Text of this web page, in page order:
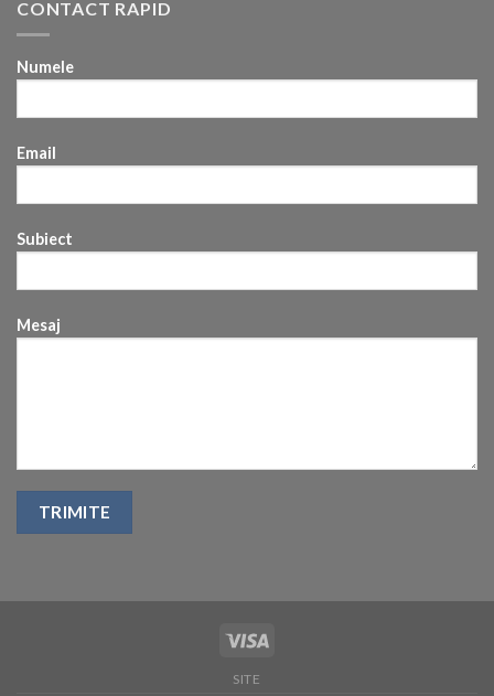
CONTACT RAPID
Numele
Email
Subiect
Mesaj
SITE